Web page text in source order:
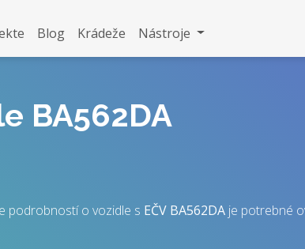
Blog Krádeže Nástroje
BA562DA
podrobností o vozidle s EČV BA562DA je potrebné